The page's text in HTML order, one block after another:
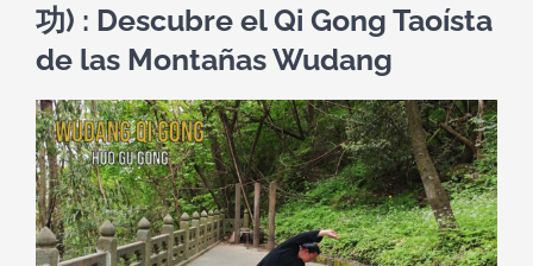
功) : Descubre el Qi Gong Taoísta
de las Montañas Wudang
View
Larger
Image